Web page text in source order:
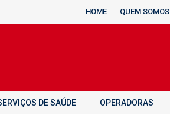
HOME QUEM SOMOS
DE SAÚDE OPERADORAS